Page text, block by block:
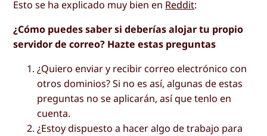
Esto se ha explicado muy bien en Reddit:
¿Cómo puedes saber si deberías alojar tu propio
servidor de correo? Hazte estas preguntas
¿Quiero enviar y recibir correo electrónico con
otros dominios? Si no es así, algunas de estas
preguntas no se aplicarán, así que tenlo en
cuenta.
¿Estoy dispuesto a hacer algo de trabajo para